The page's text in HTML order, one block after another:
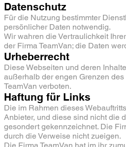
Datenschutz
Für die Nutzung bestimmter
persönlicher Daten notwendig.
Wir wahren die Vertraulichkeit
der Firma TeamVan; die Daten
Urheberrecht
Diese Webseiten und deren
außerhalb der engen Grenzen
TeamVan verboten.
Haftung für Links
Die im Rahmen dieses
Anbieter, und diese sind nicht die
gesondert gekennzeichnet. Die
durch die Verweise nicht zueigen.